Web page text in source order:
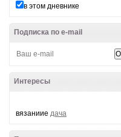
в этом дневнике
Подписка по e-mail
Интересы
вязаниие дача